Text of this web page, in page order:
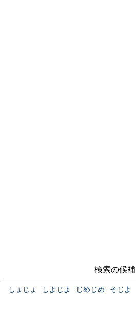
検索の候補
しょじょ しよじよ じめじめ そじよ